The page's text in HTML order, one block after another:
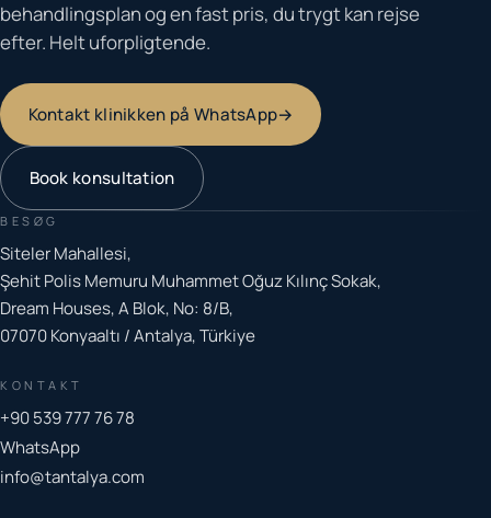
behandlingsplan og en fast pris, du trygt kan rejse
efter. Helt uforpligtende.
Kontakt klinikken på WhatsApp→
Book konsultation
BESØG
Siteler Mahallesi,
Şehit Polis Memuru Muhammet Oğuz Kılınç Sokak,
Dream Houses, A Blok, No: 8/B,
07070 Konyaaltı / Antalya, Türkiye
KONTAKT
+90 539 777 76 78
WhatsApp
info@tantalya.com